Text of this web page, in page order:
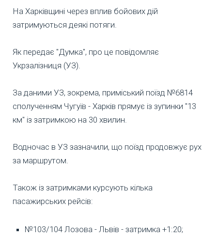
На Харківщині через вплив бойових дій
затримуються деякі потяги.
Як передає "Думка", про це повідомляє
Укрзалізниця (УЗ).
За даними УЗ, зокрема, приміський поїзд №6814
сполученням Чугуїв - Харків прямує із зупинки "13
км" із затримкою на 30 хвилин.
Водночас в УЗ зазначили, що поїзд продовжує рух
за маршрутом.
Також із затримками курсують кілька
пасажирських рейсів:
№103/104 Лозова - Львів - затримка +1:20;